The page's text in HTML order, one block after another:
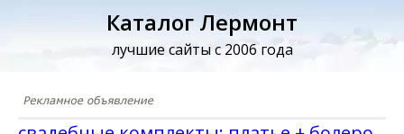
Каталог Лермонт
лучшие сайты с 2006 года